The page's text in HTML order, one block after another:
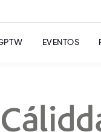
EVENTOS